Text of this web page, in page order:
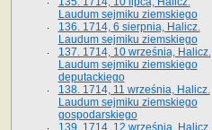
Laudum sejmiku ziemskiego
136. 1714, 6 sierpnia, Halicz.
Laudum sejmiku ziemskiego
137. 1714, 10 września, Halicz.
Laudum sejmiku ziemskiego
deputackiego
138. 1714, 11 września, Halicz.
Laudum sejmiku ziemskiego
gospodarskiego
139. 1714, 12 września, Halicz.